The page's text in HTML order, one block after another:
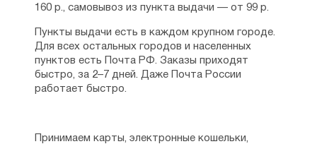
160 р., самовывоз из пункта выдачи — от 99 р.
Пункты выдачи есть в каждом крупном городе.
Для всех остальных городов и населенных
пунктов есть Почта РФ. Заказы приходят
быстро, за 2–7 дней. Даже Почта России
работает быстро.
Принимаем карты, электронные кошельки,